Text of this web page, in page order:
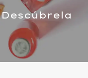
Descúbrela